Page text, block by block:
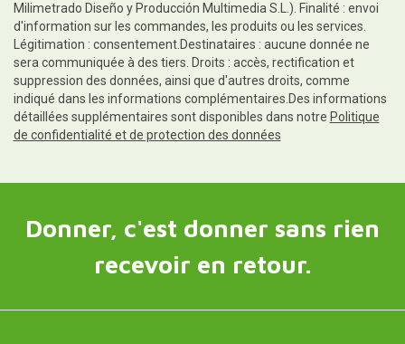
Milimetrado Diseño y Producción Multimedia S.L.). Finalité : envoi
d'information sur les commandes, les produits ou les services.
Légitimation : consentement.Destinataires : aucune donnée ne
sera communiquée à des tiers. Droits : accès, rectification et
suppression des données, ainsi que d'autres droits, comme
indiqué dans les informations complémentaires.Des informations
détaillées supplémentaires sont disponibles dans notre Politique
de confidentialité et de protection des données
Donner, c'est donner sans rien
recevoir en retour.